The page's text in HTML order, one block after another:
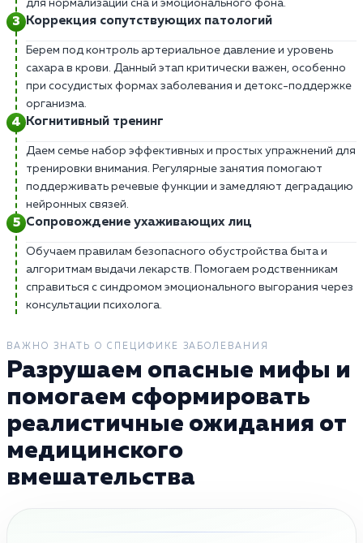
для нормализации сна и эмоционального фона.
Коррекция сопутствующих патологий
Берем под контроль артериальное давление и уровень
сахара в крови. Данный этап критически важен, особенно
при сосудистых формах заболевания и детокс-поддержке
организма.
Когнитивный тренинг
Даем семье набор эффективных и простых упражнений для
тренировки внимания. Регулярные занятия помогают
поддерживать речевые функции и замедляют деградацию
нейронных связей.
Сопровождение ухаживающих лиц
Обучаем правилам безопасного обустройства быта и
алгоритмам выдачи лекарств. Помогаем родственникам
справиться с синдромом эмоционального выгорания через
консультации психолога.
ВАЖНО ЗНАТЬ О СПЕЦИФИКЕ ЗАБОЛЕВАНИЯ
Разрушаем опасные мифы и
помогаем сформировать
реалистичные ожидания от
медицинского
вмешательства